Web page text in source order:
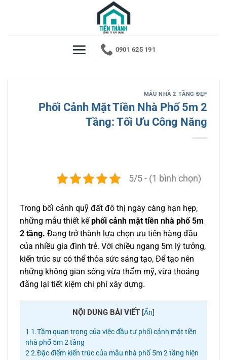
0901 625 191
MẪU NHÀ 2 TẦNG ĐẸP
Phối Cảnh Mặt Tiền Nhà Phố 5m 2
Tầng: Tối Ưu Công Năng
5/5 - (1 bình chọn)
Trong bối cảnh quỹ đất đô thị ngày càng hạn hẹp,
những mẫu thiết kếphối cảnh mặt tiền nhà phố 5m
2 tầng. Đang trở thành lựa chọn ưu tiên hàng đầu
của nhiều gia đình trẻ. Với chiều ngang 5m lý tưởng,
kiến trúc sư có thể thỏa sức sáng tạo, Để tạo nên
những không gian sống vừa thẩm mỹ, vừa thoáng
đãng lại tiết kiệm chi phí xây dựng.
NỘI DUNG BÀI VIẾT [Ẩn]
1 1.Tầm quan trọng của việc đầu tư phối cảnh mặt tiền
nhà phố 5m 2 tầng
2 2.Đặc điểm kiến trúc của mẫu nhà phố 5m 2 tầng hiện